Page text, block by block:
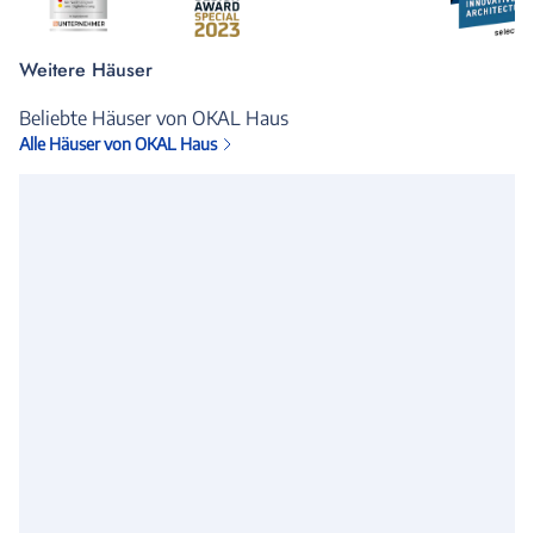
Weitere Häuser
Beliebte Häuser von OKAL Haus
Alle Häuser von OKAL Haus